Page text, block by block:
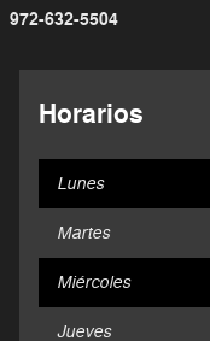
972-632-5504
Horarios
Lunes
Martes
Miércoles
Jueves